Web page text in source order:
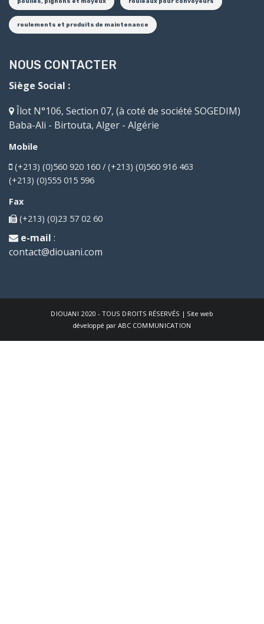
roulements et produits de maintenance
NOUS CONTACTER
Siège Social :
Îlot N°106, Section 07, (à coté de société SOGEDIM)
Baba-Ali - Birtouta, Alger - Algérie
Mobile
(+213) (0)560 920 160 / (+213) (0)560 916 463
(+213) (0)555 015 596
Fax
(+213) (0)23 57 02 60
e-mail :
contact@diouani.com
DIOUANI 2020 - TOUS DROITS RÉSERVÉS | Site web
développé par ABC COMMUNICATION